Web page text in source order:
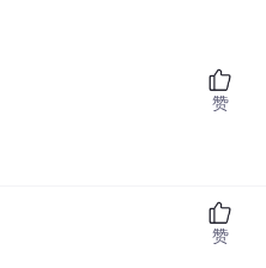
赞
赞